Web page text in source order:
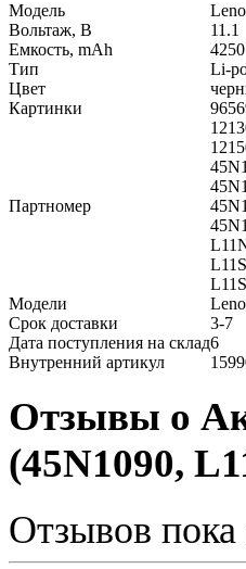
Модель
Вольтаж, В
11.1
Емкость, mAh
4250
Тип
Li-
Цвет
Картинки
Партномер
Модели
Срок доставки
3-7
Дата поступления на склад6
Внутренний артикул
Отзывы о
(45N1090,
Отзывов